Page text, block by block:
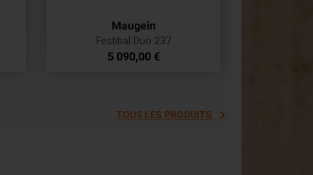
Maugein
Festibal Duo 237
Prix
5 090,00 €
TOUS LES PRODUITS 